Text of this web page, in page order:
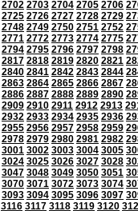
2702 2703 2704 2705 2706
2725 2726 2727 2728 2729
2748 2749 2750 2751 2752
2771 2772 2773 2774 2775
2794 2795 2796 2797 2798
2817 2818 2819 2820 2821
2840 2841 2842 2843 2844
2863 2864 2865 2866 2867
2886 2887 2888 2889 2890
2909 2910 2911 2912 2913
2932 2933 2934 2935 2936
2955 2956 2957 2958 2959
2978 2979 2980 2981 2982
3001 3002 3003 3004 3005
3024 3025 3026 3027 3028
3047 3048 3049 3050 3051
3070 3071 3072 3073 3074
3093 3094 3095 3096 3097
3116 3117 3118 3119 3120